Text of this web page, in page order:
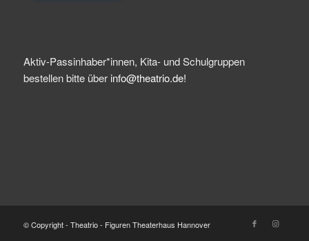
Aktiv-Passinhaber*innen, Kita- und Schulgruppen
bestellen bitte über info@theatrio.de!
© Copyright - Theatrio - Figuren Theaterhaus Hannover